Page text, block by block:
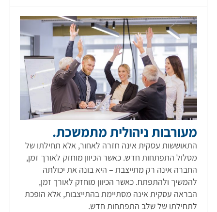
מעורבות ניהולית מתמשכת.
התאוששות עסקית אינה חזרה לאחור, אלא תחילתו של
מסלול התפתחות חדש. כאשר הכיוון מוחזק לאורך זמן,
החברה אינה רק מתייצבת – היא בונה את יכולתה
להמשיך ולהתפתח. כאשר הכיוון מוחזק לאורך זמן,
הבראה עסקית אינה מסתיימת בהתייצבות, אלא הופכת
לתחילתו של שלב התפתחות חדש.